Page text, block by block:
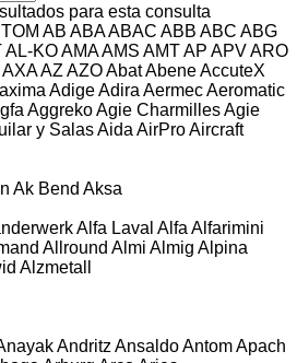
para esta consulta
AB ABAABAC ABB ABC ABG
AL-KOAMAAMS AMTAP APVARO
AXAAZ AZOAbatAbeneAccuteX
AdigeAdira AermecAeromatic
AggrekoAgie CharmillesAgie
y SalasAida AirProAircraft
Ak Bend Aksa
Alfa Laval Alfa Alfarimini
Allround Almi Almig Alpina
Alzmetall
Andritz AnsaldoAntomApach